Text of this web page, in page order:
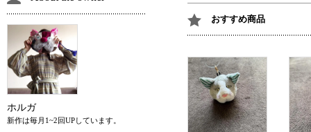
おすすめ商品
ホルガ
新作は毎月1~2回UPしています。